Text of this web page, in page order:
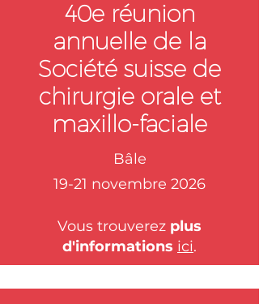
innovants. Nous accorderons une
attention
40e réunion
annuelle de la
Société suisse de
chirurgie orale et
maxillo-faciale
Bâle
19-21 novembre 2026
Vous trouverez plus
d'informations ici.